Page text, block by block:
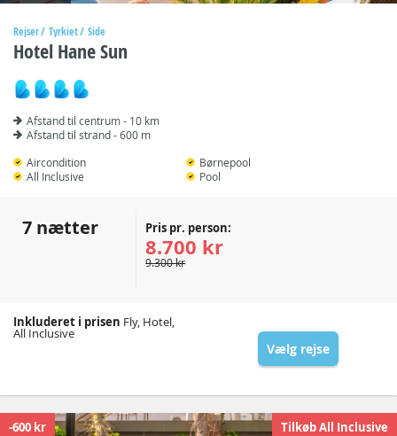
Rejser Tyrkiet Side
Hotel Hane Sun
Afstand til centrum - 10 km
Afstand til strand - 600 m
Aircondition
All Inclusive
Børnepool
Pool
7 nætter Pris pr. person:
8.700 kr
9.300 kr
Inkluderet i prisen Fly, Hotel,
All Inclusive
Vælg rejse
-600 kr Tilkøb All Inclusive